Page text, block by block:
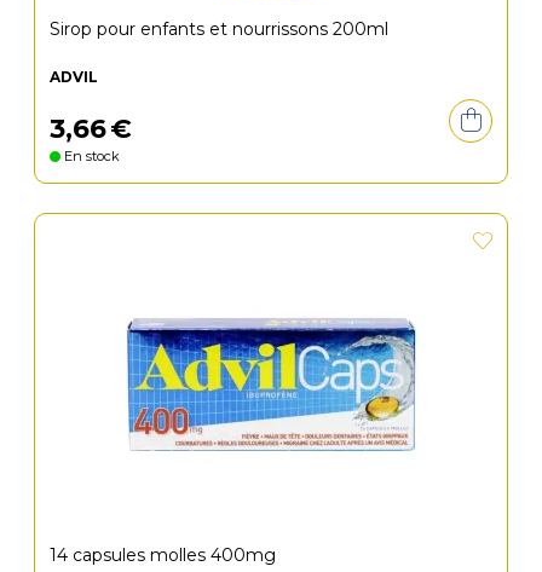
Sirop pour enfants et nourrissons 200ml
ADVIL
3,66€
En stock
14 capsules molles 400mg